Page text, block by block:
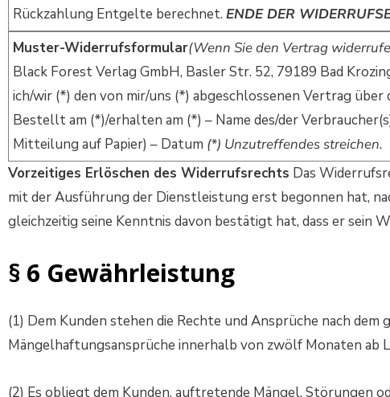
Rückzahlung Entgelte berechnet. ENDE DER
Muster-Widerrufsformular(Wenn Sie den Vertrag
Black Forest Verlag GmbH, Basler Str. 52, 79189 Bad
ich/wir (*) den von mir/uns (*) abgeschlossenen Vertrag
Bestellt am (*)/erhalten am (*) – Name des/der
Mitteilung auf Papier) – Datum (*) Unzutreffendes streichen.
Vorzeitiges Erlöschen des Widerrufsrechts Das
mit der Ausführung der Dienstleistung erst begonnen hat,
gleichzeitig seine Kenntnis davon bestätigt hat, dass er
§ 6 Gewährleistung
(1) Dem Kunden stehen die Rechte und Ansprüche nach
Mängelhaftungsansprüche innerhalb von zwölf Monaten ab
(2) Es obliegt dem Kunden, auftretende Mängel, Störungen